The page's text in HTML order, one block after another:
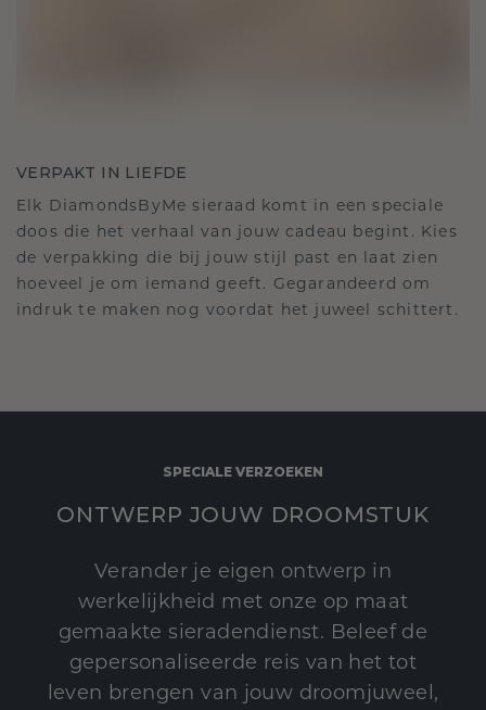
VERPAKT IN LIEFDE
Elk DiamondsByMe sieraad komt in een speciale
doos die het verhaal van jouw cadeau begint. Kies
de verpakking die bij jouw stijl past en laat zien
hoeveel je om iemand geeft. Gegarandeerd om
indruk te maken nog voordat het juweel schittert.
SPECIALE VERZOEKEN
ONTWERP JOUW DROOMSTUK
Verander je eigen ontwerp in
werkelijkheid met onze op maat
gemaakte sieradendienst. Beleef de
gepersonaliseerde reis van het tot
leven brengen van jouw droomjuweel,